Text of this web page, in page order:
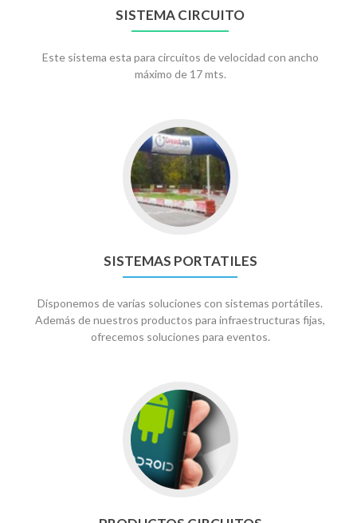
SISTEMA CIRCUITO
Este sistema esta para circuitos de velocidad con ancho
máximo de 17 mts.
Ir
a
Sistemas
portatiles
SISTEMAS PORTATILES
Disponemos de varias soluciones con sistemas portátiles.
Además de nuestros productos para infraestructuras fijas,
ofrecemos soluciones para eventos.
Productos
Circuitos